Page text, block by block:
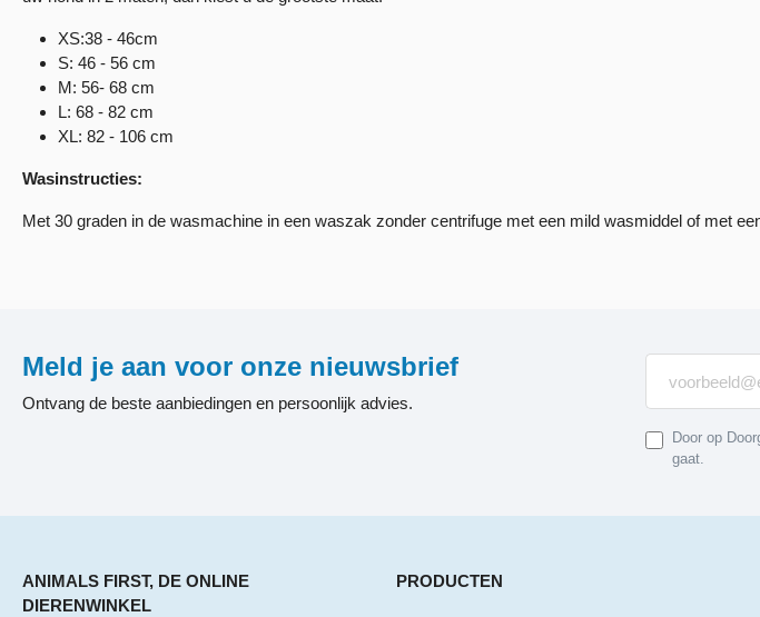
XS:38 - 46cm
S: 46 - 56 cm
M: 56- 68 cm
L: 68 - 82 cm
XL: 82 - 106 cm
Wasinstructies:
Met 30 graden in de wasmachine in een waszak zonder centrifuge met een mild wasmiddel of met
Meld je aan voor onze nieuwsbrief
Ontvang de beste aanbiedingen en persoonlijk advies.
Door op
gaat.
ANIMALS FIRST, DE ONLINE
DIERENWINKEL
PRODUCTEN